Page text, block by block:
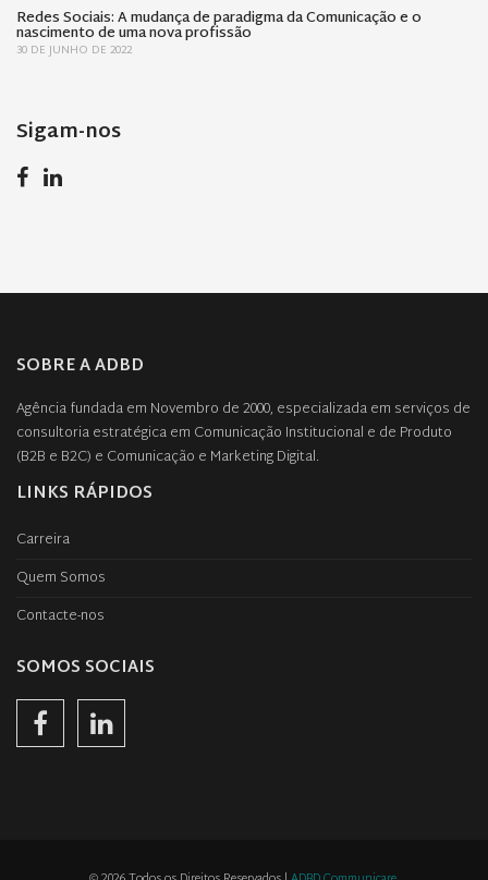
Redes Sociais: A mudança de paradigma da Comunicação e o
nascimento de uma nova profissão
30 DE JUNHO DE 2022
Sigam-nos
SOBRE A ADBD
Agência fundada em Novembro de 2000, especializada em serviços de
consultoria estratégica em Comunicação Institucional e de Produto
(B2B e B2C) e Comunicação e Marketing Digital.
LINKS RÁPIDOS
Carreira
Quem Somos
Contacte-nos
SOMOS SOCIAIS